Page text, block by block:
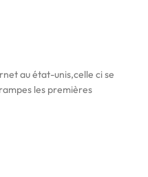
au état-unis,celle ci se
les premières